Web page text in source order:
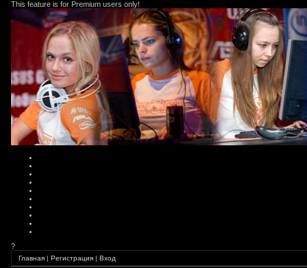
This feature is for Premium users only!
?
Главная | Регистрация | Вход